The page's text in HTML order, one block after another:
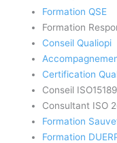
Formation QSE
Formation
Conseil Qualiopi
Certification
Conseil ISO15189
Consultant ISO
Formation
Formation